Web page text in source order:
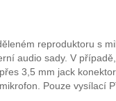
reproduktoru s
audio sady. V
3,5 mm jack
Pouze vysílací